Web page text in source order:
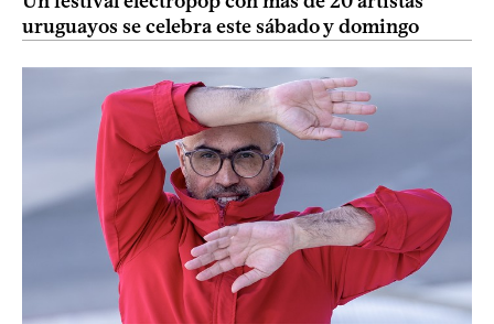
uruguayos se celebra este sábado y domingo